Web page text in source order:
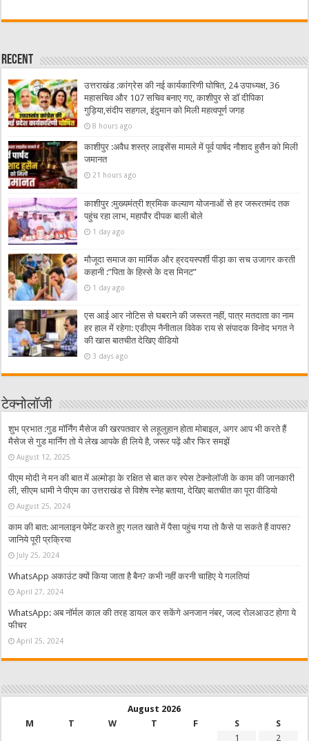
Recent
उत्तराखंड :कांग्रेस की नई कार्यकारिणी घोषित, 24 उपाध्यक्ष, 36
महासचिव और 107 सचिव बनाए गए, काशीपुर से डॉ दीपिका
गुड़िया,संदीप सहगल, इंदुमान को मिली महत्वपूर्ण जगह
8 hours ago
काशीपुर :अवैध शस्त्र लाइसेंस मामले में पूर्व पार्षद नौशाद हुसैन को मिली
जमानत
21 hours ago
काशीपुर :मुख्यमंत्री श्रमिक कल्याण योजनाओं से हर जरूरतमंद तक
पहुंच रहा लाभ, महापौर दीपक बाली बोले
1 day ago
मौजूदा समाज का मार्मिक और ह्रदयस्पर्शी पीड़ा का सच उजागर करती
कहानी :”पिता के हिस्से के दस मिनट”
1 day ago
एस आई आर नोटिस से घबराने की जरूरत नहीं, पात्र मतदाता का नाम
हर हाल में रहेगा: एडीएम नैनीताल विवेक राय से संपादक विनोद भगत ने
की खास बातचीत देखिए वीडियो
3 days ago
टेक्नोलॉजी
शुभ प्रभात :गुड मॉर्निंग मैसेज की खरपतवार से लहूलुहान होता मोबाइल, अगर आप भी करते हैं
मैसेज से गुड मार्निंग तो ये लेख आपके ही लिये है, जरूर पढ़ें और फिर समझें
August 12, 2025
पीएम मोदी ने मन की बात में अल्मोड़ा के रक्षित से बात कर स्पेस टेक्नोलॉजी के काम की जानकारी
ली, सीएम धामी ने पीएम का उत्तराखंड से विशेष स्नेह बताया, देखिए बातचीत का पूरा वीडियो
August 25, 2024
काम की बात: आनलाइन पेमेंट करते हुए गलत खाते में पैसा पहुंच गया तो कैसे पा सकते हैं वापस?
जानिये पूरी प्रक्रिया
July 25, 2024
WhatsApp अकाउंट क्यों किया जाता है बैन? कभी नहीं करनी चाहिए ये गलतियां
April 27, 2024
WhatsApp: अब नॉर्मल काल की तरह डायल कर सकेंगे अनजान नंबर, जल्द रोलआउट होगा ये
फीचर
April 25, 2024
August 2026
M
T W T F S
S
1
2